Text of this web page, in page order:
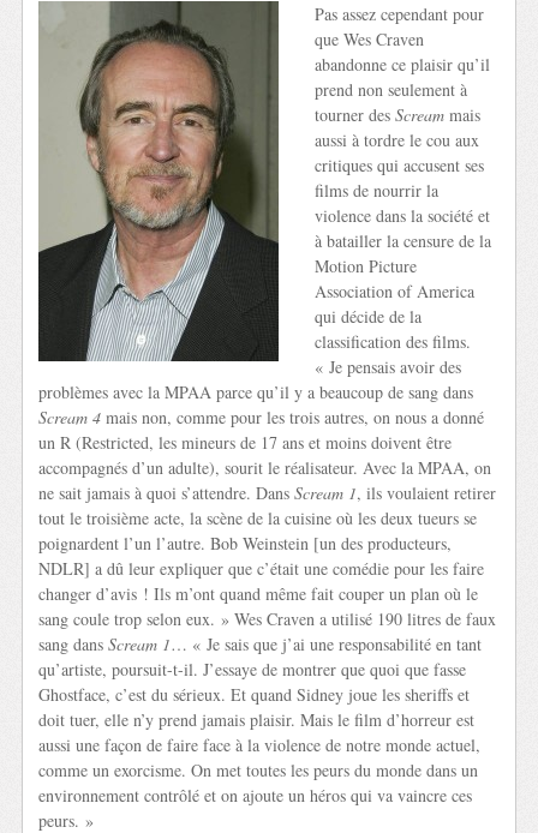
Pas assez cependant pour
que Wes Craven
abandonne ce plaisir qu’il
prend non seulement à
tourner desScream mais
aussi à tordre le cou aux
critiques qui accusent ses
films de nourrir la
violence dans la société et
à batailler la censure de la
Motion Picture
Association of America
qui décide de la
classification des films.
« Je pensais avoir des
problèmes avec la MPAA parce qu’il y a beaucoup de sang dans
Scream 4 mais non, comme pour les trois autres, on nous a donné
un R (Restricted, les mineurs de 17 ans et moins doivent être
accompagnés d’un adulte), sourit le réalisateur. Avec la MPAA, on
ne sait jamais à quoi s’attendre. DansScream 1, ils voulaient retirer
tout le troisième acte, la scène de la cuisine où les deux tueurs se
poignardent l’un l’autre. Bob Weinstein [un des producteurs,
NDLR] a dû leur expliquer que c’était une comédie pour les faire
changer d’avis ! Ils m’ont quand même fait couper un plan où le
sang coule trop selon eux. » Wes Craven a utilisé 190 litres de faux
sang dansScream 1… « Je sais que j’ai une responsabilité en tant
qu’artiste, poursuit-t-il. J’essaye de montrer que quoi que fasse
Ghostface, c’est du sérieux. Et quand Sidney joue les sheriffs et
doit tuer, elle n’y prend jamais plaisir. Mais le film d’horreur est
aussi une façon de faire face à la violence de notre monde actuel,
comme un exorcisme. On met toutes les peurs du monde dans un
environnement contrôlé et on ajoute un héros qui va vaincre ces
peurs. »